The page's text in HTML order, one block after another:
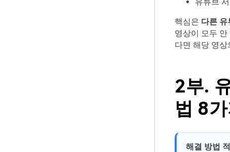
핵심은 다른 유
영상이 모두
다면 해당 영
2부.
법 8
해결 방법